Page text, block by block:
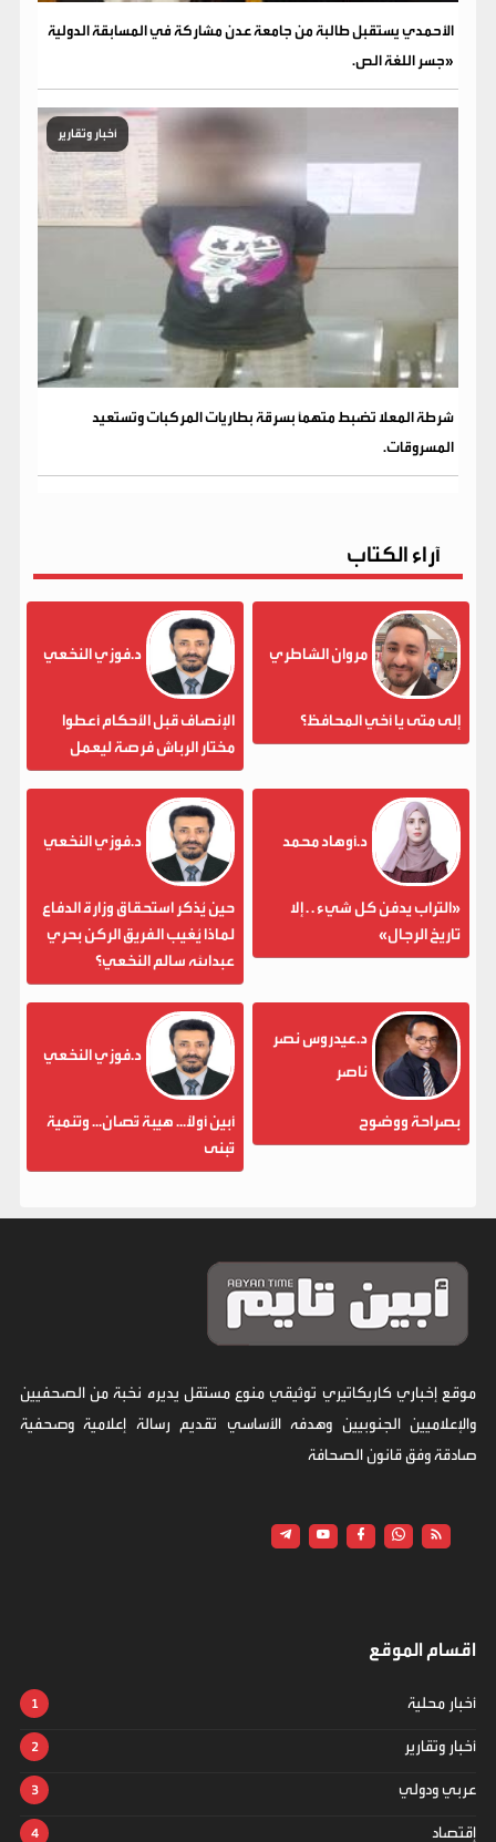
الأحمدي يستقبل طالبة من جامعة عدن مشاركة في المسابقة الدولية
«جسر اللغة الص.
أخبار وتقارير
شرطة المعلا تضبط متهماً بسرقة بطاريات المركبات وتستعيد
المسروقات.
آراء الكتاب
مروان الشاطري
إلى متى يا أخي المحافظ؟
د.فوزي النخعي
الإنصاف قبل الأحكام أعطوا
مختار الرباش فرصة ليعمل
د.أوهاد محمد
«التراب يدفن كل شيء . . إلا
تاريخ الرجال»
د.فوزي النخعي
حين يُذكر استحقاق وزارة الدفاع
لماذا يُغيب الفريق الركن بحري
عبدالله سالم النخعي؟
د.عيدروس نصر
ناصر
بصراحة ووضوح
د.فوزي النخعي
أبين أولاً... هيبة تُصان... وتنمية
تُبنى
موقع إخباري كاريكاتيري توثيقي منوع مستقل يديره نخبة من الصحفيين
والإعلاميين الجنوبيين وهدفه الأساسي تقديم رسالة إعلامية وصحفية
صادقة وفق قانون الصحافة
اقسام الموقع
أخبار محلية
أخبار وتقارير
عربي ودولي
إقتصاد